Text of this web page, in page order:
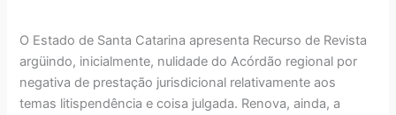
O Estado de Santa Catarina apresenta Recurso de Revista
argüindo, inicialmente, nulidade do Acórdão regional por
negativa de prestação jurisdicional relativamente aos
temas litispendência e coisa julgada. Renova, ainda, a